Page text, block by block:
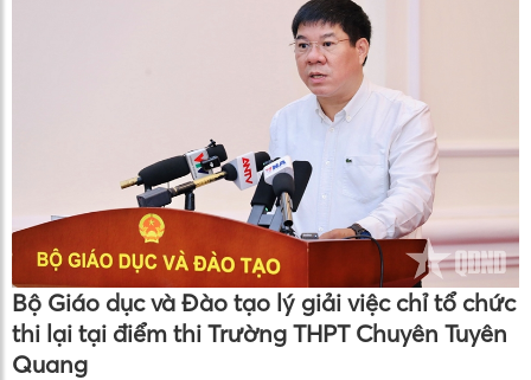
Bộ Giáo dục và Đào tạo lý giải việc chỉ tổ chức
thi lại tại điểm thi Trường THPT Chuyên Tuyên
Quang